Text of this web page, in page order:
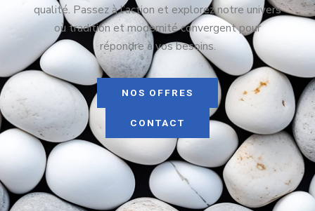
qualité. Passez à l’action et explorez notre univers
où tradition et modernité convergent pour
répondre à vos besoins.
NOS OFFRES
CONTACT